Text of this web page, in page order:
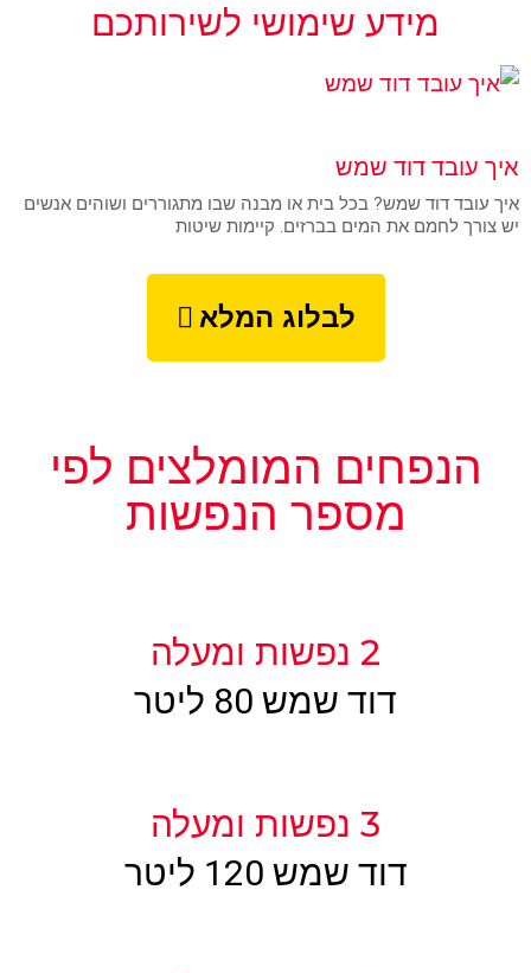
מידע שימושי לשירותכם
איך עובד דוד שמש
איך עובד דוד שמש? בכל בית או מבנה שבו מתגוררים ושוהים אנשים
יש צורך לחמם את המים בברזים. קיימות שיטות
לבלוג המלא
הנפחים המומלצים לפי
מספר הנפשות
2 נפשות ומעלה
דוד שמש 80 ליטר
3 נפשות ומעלה
דוד שמש 120 ליטר